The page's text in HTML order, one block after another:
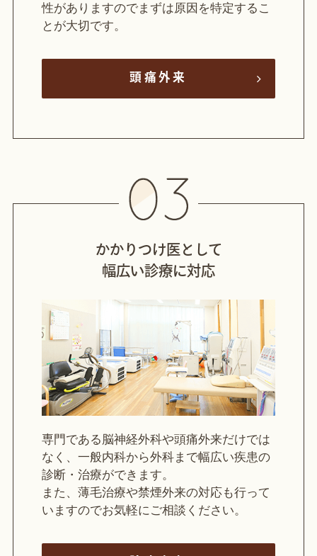
性がありますのでまずは原因を特定するこ
とが大切です。
頭痛外来
かかりつけ医として
幅広い診療に対応
専門である脳神経外科や頭痛外来だけでは
なく、一般内科から外科まで幅広い疾患の
診断・治療ができます。
また、薄毛治療や禁煙外来の対応も行って
いますのでお気軽にご相談ください。